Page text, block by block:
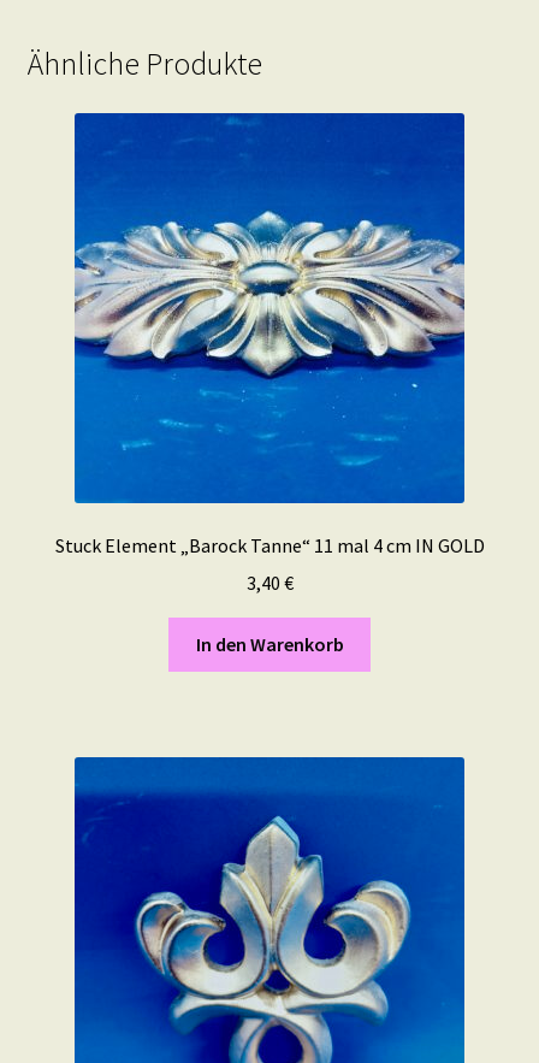
Ähnliche Produkte
Stuck Element „Barock Tanne“ 11 mal 4 cm IN GOLD
3,40 €
In den Warenkorb